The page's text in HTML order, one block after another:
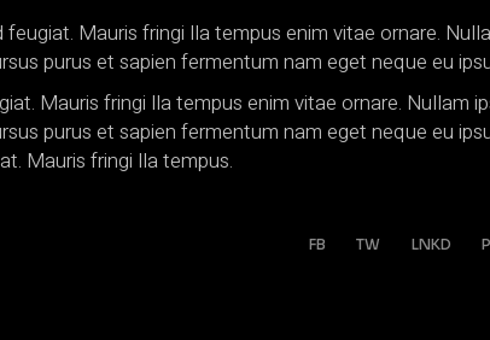
Mauris fringi lla tempus enim vitae ornare.
purus et sapien fermentum nam eget neque eu
Mauris fringi lla tempus enim vitae ornare. Nullam
purus et sapien fermentum nam eget neque eu
Mauris fringi lla tempus.
FB TW LNKD